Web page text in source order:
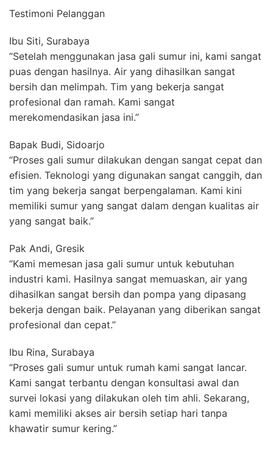
Testimoni Pelanggan
Ibu Siti, Surabaya
“Setelah menggunakan jasa gali sumur ini, kami sangat
puas dengan hasilnya. Air yang dihasilkan sangat
bersih dan melimpah. Tim yang bekerja sangat
profesional dan ramah. Kami sangat
merekomendasikan jasa ini.”
Bapak Budi, Sidoarjo
“Proses gali sumur dilakukan dengan sangat cepat dan
efisien. Teknologi yang digunakan sangat canggih, dan
tim yang bekerja sangat berpengalaman. Kami kini
memiliki sumur yang sangat dalam dengan kualitas air
yang sangat baik.”
Pak Andi, Gresik
“Kami memesan jasa gali sumur untuk kebutuhan
industri kami. Hasilnya sangat memuaskan, air yang
dihasilkan sangat bersih dan pompa yang dipasang
bekerja dengan baik. Pelayanan yang diberikan sangat
profesional dan cepat.”
Ibu Rina, Surabaya
“Proses gali sumur untuk rumah kami sangat lancar.
Kami sangat terbantu dengan konsultasi awal dan
survei lokasi yang dilakukan oleh tim ahli. Sekarang,
kami memiliki akses air bersih setiap hari tanpa
khawatir sumur kering.”